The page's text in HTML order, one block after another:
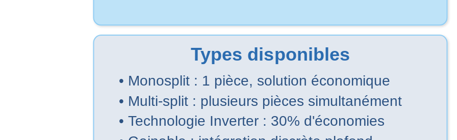
Types disponibles
• Monosplit : 1 pièce, solution économique
• Multi-split : plusieurs pièces simultanément
• Technologie Inverter : 30% d'économies